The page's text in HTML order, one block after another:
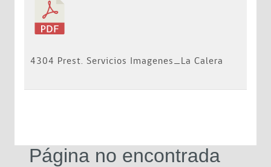
4304 Prest. Servicios Imagenes_La Calera
Página no encontrada